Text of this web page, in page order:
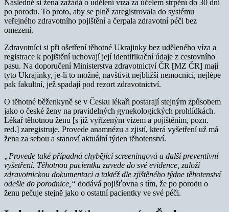
Následně si žena zažádá o udělení víza za účelem strpění do 30 dní
po porodu. To proto, aby se plně zaregistrovala do systému
veřejného zdravotního pojištění a čerpala zdravotní péči bez
omezení.
Zdravotníci si při ošetření těhotné Ukrajinky bez uděleného víza a
registrace k pojištění uchovají její identifikační údaje z cestovního
pasu. Na doporučení Ministerstva zdravotnictví ČR [MZ ČR] mají
tyto Ukrajinky, je-li to možné, navštívit nejbližší nemocnici, nejlépe
pak fakultní, jež spadají pod rezort zdravotnictví.
O těhotné běženkyně se v Česku lékaři postarají stejným způsobem
jako o české ženy na pravidelných gynekologických prohlídkách.
Lékař těhotnou ženu [s již vyřízeným vízem a pojištěním, pozn.
red.] zaregistruje. Provede anamnézu a zjistí, která vyšetření už má
žena za sebou a stanoví aktuální týden těhotenství.
„Provede také případná chybějící screeningová a další preventivní
vyšetření. Těhotnou pacientku zavede do své evidence, založí
zdravotnickou dokumentaci a taktéž dle zjištěného týdne těhotenství
odešle do porodnice,“ dodává pojišťovna s tím, že po porodu o
ženu pečuje stejně jako o ostatní pacientky ve své péči.